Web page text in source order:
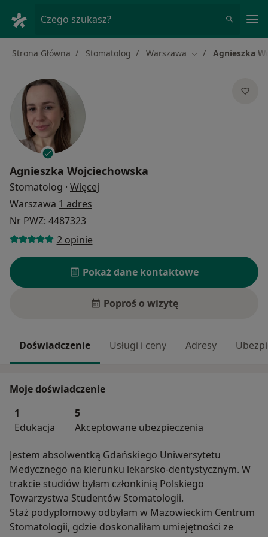
Czego szukasz?
Strona Główna Stomatolog Warszawa Zmień miasto
Agnieszka
Agnieszka Wojciechowska
Stomatolog · Więcej
Warszawa 1 adres
Nr PWZ: 4487323
2 opinie
Pokaż dane kontaktowe
Poproś o wizytę
Doświadczenie Usługi i ceny Adresy
Moje doświadczenie
1
Edukacja
5
Akceptowane ubezpieczenia
Jestem absolwentką Gdańskiego Uniwersytetu
Medycznego na kierunku lekarsko-dentystycznym. W
trakcie studiów byłam członkinią Polskiego
Towarzystwa Studentów Stomatologii.
Staż podyplomowy odbyłam w Mazowieckim Centrum
Stomatologii, gdzie doskonaliłam umiejętności ze